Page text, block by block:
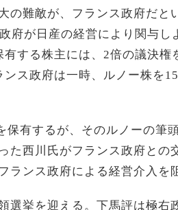
の難敵が、フランス政府だと
府が日産の経営により関与し
する株主には、2倍の議決権
ス政府は一時、ルノー株を
保有するが、そのルノーの筆
た西川氏がフランス政府との
ランス政府による経営介入を
選挙を迎える。下馬評は極右